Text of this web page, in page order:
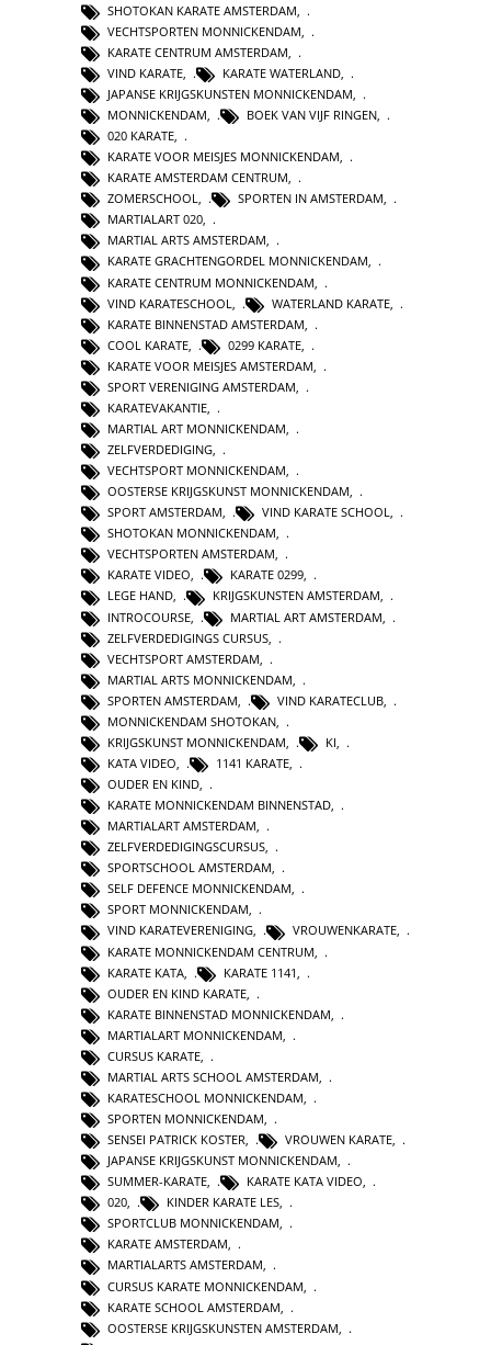
SHOTOKAN KARATE AMSTERDAM
VECHTSPORTEN MONNICKENDAM
KARATE CENTRUM AMSTERDAM
VIND KARATE
KARATE WATERLAND
JAPANSE KRIJGSKUNSTEN MONNICKENDAM
MONNICKENDAM, BOEK VAN VIJF RINGEN,
020 KARATE,
KARATE VOOR MEISJES MONNICKENDAM,
KARATE AMSTERDAM CENTRUM,
ZOMERSCHOOL, SPORTEN IN AMSTERDAM,
MARTIALART 020,
MARTIAL ARTS AMSTERDAM,
KARATE GRACHTENGORDEL MONNICKENDAM,
KARATE CENTRUM MONNICKENDAM
VIND KARATESCHOOL
WATERLAND KARATE
KARATE BINNENSTAD AMSTERDAM
COOL KARATE
0299 KARATE
KARATE VOOR MEISJES AMSTERDAM
SPORT VERENIGING AMSTERDAM
KARATEVAKANTIE
MARTIAL ART MONNICKENDAM
ZELFVERDEDIGING,
VECHTSPORT MONNICKENDAM,
OOSTERSE KRIJGSKUNST MONNICKENDAM,
SPORT AMSTERDAM, VIND KARATE SCHOOL,
SHOTOKAN MONNICKENDAM,
VECHTSPORTEN AMSTERDAM,
KARATE VIDEO, KARATE 0299,
LEGE HAND, KRIJGSKUNSTEN AMSTERDAM,
INTROCOURSE
MARTIAL ART AMSTERDAM
ZELFVERDEDIGINGS CURSUS
VECHTSPORT AMSTERDAM
MARTIAL ARTS MONNICKENDAM
SPORTEN AMSTERDAM
VIND KARATECLUB
MONNICKENDAM SHOTOKAN
KRIJGSKUNST MONNICKENDAM
KI
KATA VIDEO
1141 KARATE
OUDER EN KIND,
KARATE MONNICKENDAM BINNENSTAD,
MARTIALART AMSTERDAM,
ZELFVERDEDIGINGSCURSUS,
SPORTSCHOOL AMSTERDAM,
SELF DEFENCE MONNICKENDAM,
SPORT MONNICKENDAM,
VIND KARATEVERENIGING, VROUWENKARATE,
KARATE MONNICKENDAM CENTRUM
KARATE KATA
KARATE 1141
OUDER EN KIND KARATE
KARATE BINNENSTAD MONNICKENDAM
MARTIALART MONNICKENDAM
CURSUS KARATE
MARTIAL ARTS SCHOOL AMSTERDAM
KARATESCHOOL MONNICKENDAM
SPORTEN MONNICKENDAM,
SENSEI PATRICK KOSTER, VROUWEN KARATE,
JAPANSE KRIJGSKUNST MONNICKENDAM,
SUMMER-KARATE, KARATE KATA VIDEO,
020, KINDER KARATE LES,
SPORTCLUB MONNICKENDAM,
KARATE AMSTERDAM,
MARTIALARTS AMSTERDAM,
CURSUS KARATE MONNICKENDAM
KARATE SCHOOL AMSTERDAM
OOSTERSE KRIJGSKUNSTEN AMSTERDAM